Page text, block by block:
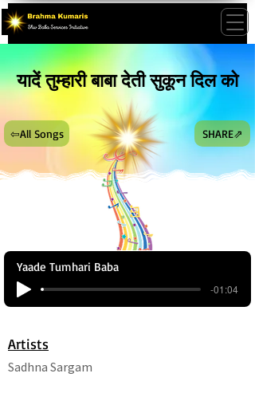
यादें तुम्हारी बाबा देती सुकून दिल को
⇦All Songs SHARE⇗
Yaade Tumhari Baba
-01:04
Artists
Sadhna Sargam